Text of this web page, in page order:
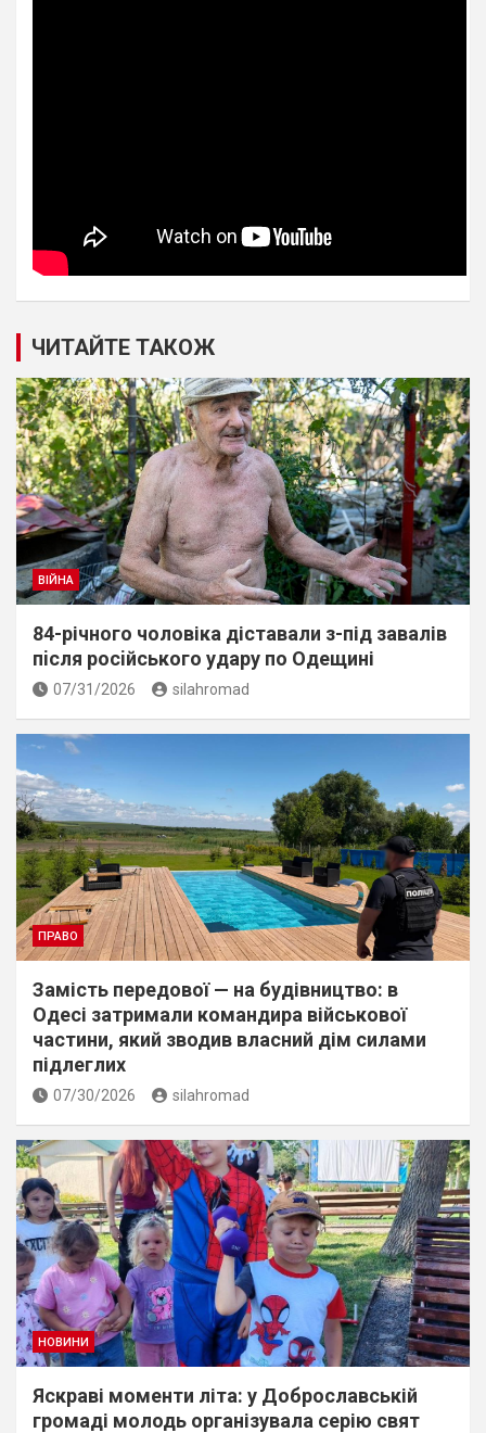
ЧИТАЙТЕ ТАКОЖ
ВІЙНА
84-річного чоловіка діставали з-під завалів
пiсля росiйського удару по Одещині
07/31/2026 silahromad
ПРАВО
Замість передової — на будівництво: в
Одесі затримали командира військової
частини, який зводив власний дім силами
підлеглих
07/30/2026 silahromad
НОВИНИ
Яскраві моменти літа: у Доброславській
громаді молодь організувала серію свят